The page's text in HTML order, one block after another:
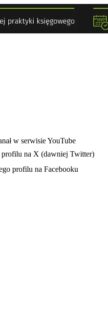
karcie
w serwisie YouTube
profilu na X (dawniej Twitter)
karcie
profilu na Facebooku